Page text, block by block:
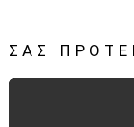
ΣΑΣ